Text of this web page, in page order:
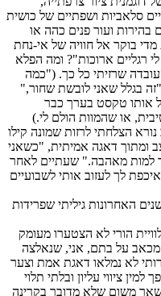
סלאביות ושפתיים של כושית
בהירות ועור פנים כהה או
בוקר אל חוויה של אי-נחת
רגליים ארוכות"? ומה הפלא
שרזיתי כל כך. ("כמה
בגלל שאני לובשת שחור,"
אותו טקסט בערך כבר
או שהמוות הולם לי.)
הצלחתי לרזות שמונה קילו
ומתוך דאגה אמיתית, "כשאני
למות מאהבה." שעתיים לאחר
לך לעזוב אותי לשבועיים
האחרונות גיליתי שפרידות
הורי לא הצטערו מעומק
על בתם, אני, שנאלצה
לא נמלאו דאגת אמת וצער
ציווי עליון ובלתי תלוי
משום שלא מדובר בקרינה